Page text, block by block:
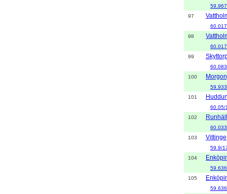
97
98
99
100
101
60.05/
102
103
Vittinge
59.9/
104
105